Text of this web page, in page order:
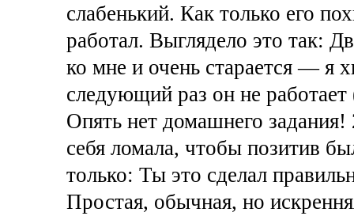
слабенький. Как только его
работал. Выглядело это так:
ко мне и очень старается —
следующий раз он не
Опять нет домашнего
себя ломала, чтобы позитив
только: Ты это сделал
Простая, обычная, но